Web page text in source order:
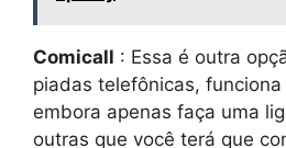
Comicall : Essa é outra
piadas telefônicas,
embora apenas faça uma
outras que você terá que